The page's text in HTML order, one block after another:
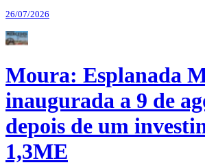
26/07/2026
Moura: Esplanada
inaugurada a 9 de
depois de um
1,3ME